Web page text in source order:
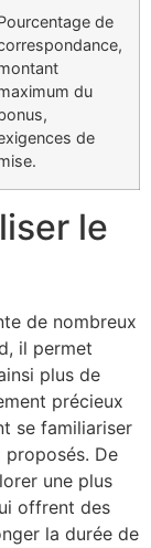
de
du
de
le
de nombreux
il permet
plus de
précieux
se familiariser
De
une plus
offrent des
la durée de